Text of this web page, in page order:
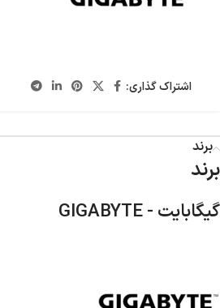
اشتراک گذاری:
برند
برند
گیگابایت - GIGABYTE